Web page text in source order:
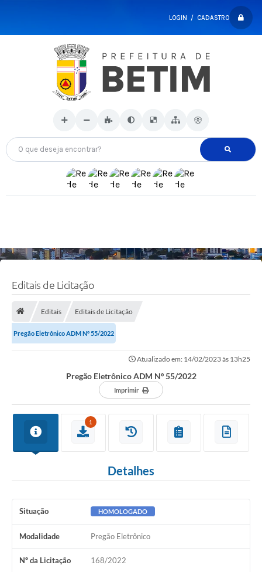
LOGIN / CADASTRO
O que deseja encontrar?
Editais de Licitação
Editais Editais de Licitação
Pregão Eletrônico ADM Nº 55/2022
Atualizado em: 14/02/2023 às 13h25
Pregão Eletrônico ADM Nº 55/2022
Imprimir
1
Detalhes
Situação HOMOLOGADO
Modalidade Pregão Eletrônico
Nº da Licitação 168/2022